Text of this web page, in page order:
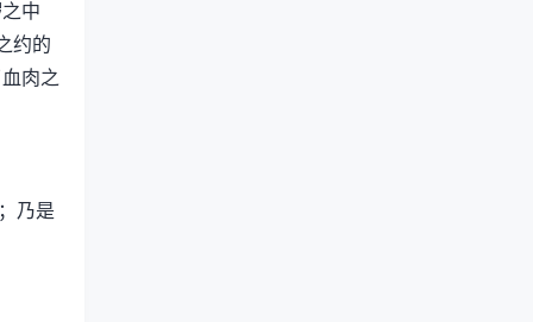
中
约的
肉之
乃是